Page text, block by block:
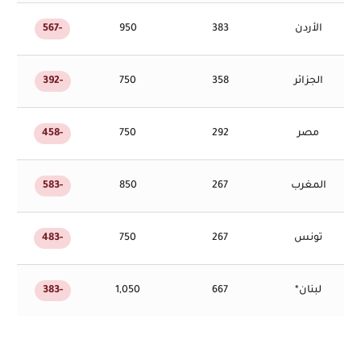
الأردن 383
950
-567
الجزائر 358
750
-392
مصر 292
750
-458
المغرب 267
850
-583
تونس 267
750
-483
لبنان* 667
1,050
-383